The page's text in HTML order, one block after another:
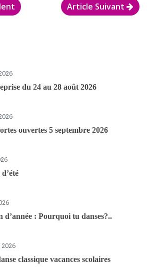
Article Suivant
du 24 au 28 août 2026
ouvertes 5 septembre 2026
d’année : Pourquoi tu danses?..
2026
classique vacances scolaires